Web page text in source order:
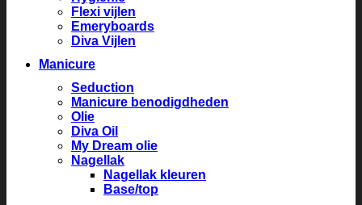
Flexi vijlen
Emeryboards
Diva Vijlen
Manicure
Seduction
Manicure benodigdheden
Olie
Diva Oil
My Dream olie
Nagellak
Nagellak kleuren
Base/top